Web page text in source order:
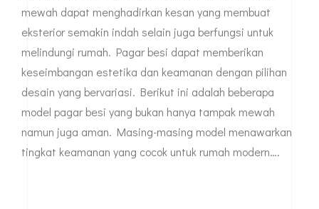
mewah dapat menghadirkan kesan yang membuat
eksterior semakin indah selain juga berfungsi untuk
melindungi rumah. Pagar besi dapat memberikan
keseimbangan estetika dan keamanan dengan pilihan
desain yang bervariasi. Berikut ini adalah beberapa
model pagar besi yang bukan hanya tampak mewah
namun juga aman. Masing-masing model menawarkan
tingkat keamanan yang cocok untuk rumah modern….